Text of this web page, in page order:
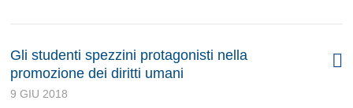
Gli studenti spezzini protagonisti nella
promozione dei diritti umani
9 GIU 2018